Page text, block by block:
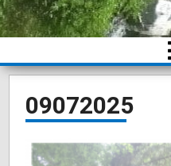
09072025